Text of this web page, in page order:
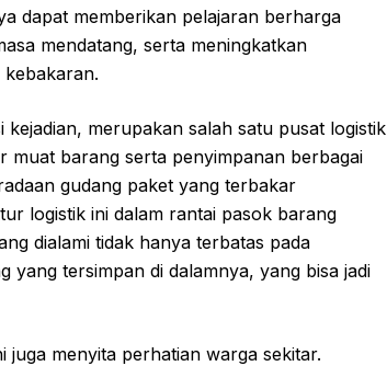
dapat memberikan pelajaran berharga
mendatang, serta meningkatkan
merupakan salah satu pusat logistik
muat barang serta penyimpanan berbagai
gudang paket yang terbakar
logistik ini dalam rantai pasok barang
dialami tidak hanya terbatas pada
yang tersimpan di dalamnya, yang bisa jadi
juga menyita perhatian warga sekitar.